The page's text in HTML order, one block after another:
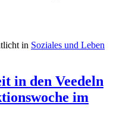
in Soziales und Leben
in den Veedeln
im